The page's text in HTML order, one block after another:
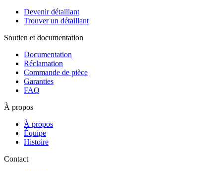
Devenir détaillant
Trouver un détaillant
Soutien et documentation
Documentation
Réclamation
Commande de pièce
Garanties
FAQ
À propos
À propos
Équipe
Histoire
Contact